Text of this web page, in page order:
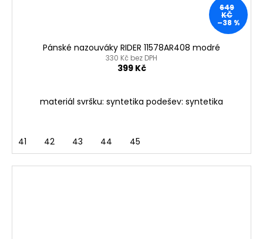
649
KČ
–38 %
Pánské nazouváky RIDER 11578AR408 modré
330 Kč bez DPH
399 Kč
materiál svršku: syntetika podešev: syntetika
41 42 43 44 45